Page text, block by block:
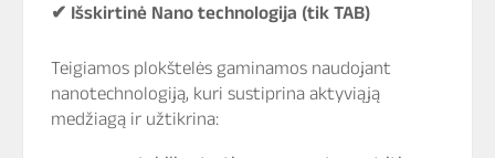
✔ Išskirtinė Nano technologija (tik TAB)
Teigiamos plokštelės gaminamos naudojant
nanotechnologiją, kuri sustiprina aktyviąją
medžiagą ir užtikrina: